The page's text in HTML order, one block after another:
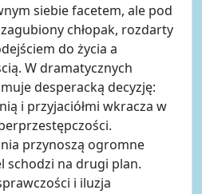
siebie facetem, ale pod
chłopak, rozdarty
do życia a
W dramatycznych
desperacką decyzję:
i przyjaciółmi wkracza w
przynoszą ogromne
schodzi na drugi plan.
i iluzja